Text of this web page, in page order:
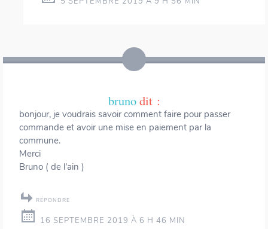
brunodit :
bonjour, je voudrais savoir comment faire pour passer
commande et avoir une mise en paiement par la
commune.
Merci
Bruno ( de l’ain )
RÉPONDRE
16 SEPTEMBRE 2019 À 6 H 46 MIN